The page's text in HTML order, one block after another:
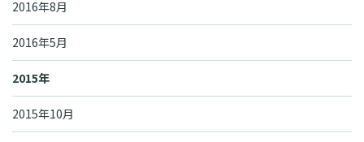
2016年8月
2016年5月
2015年
2015年10月